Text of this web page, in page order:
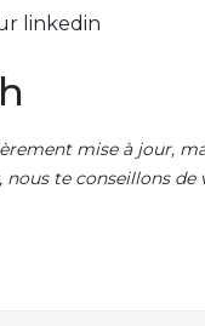
linkedin
mise à jour,
te conseillons